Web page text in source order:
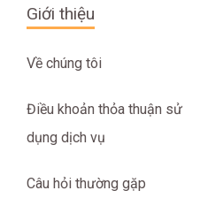
Giới thiệu
Về chúng tôi
Điều khoản thỏa thuận sử
dụng dịch vụ
Câu hỏi thường gặp